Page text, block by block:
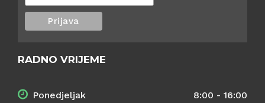
RADNO VRIJEME
Ponedjeljak
8:00 - 16:00